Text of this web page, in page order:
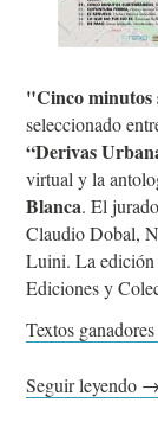
"Cinco minutos
seleccionado
“Derivas
virtual y la
Blanca. El
Claudio Dobal,
Luini. La edición
Ediciones y
Textos
Seguir leyendo →